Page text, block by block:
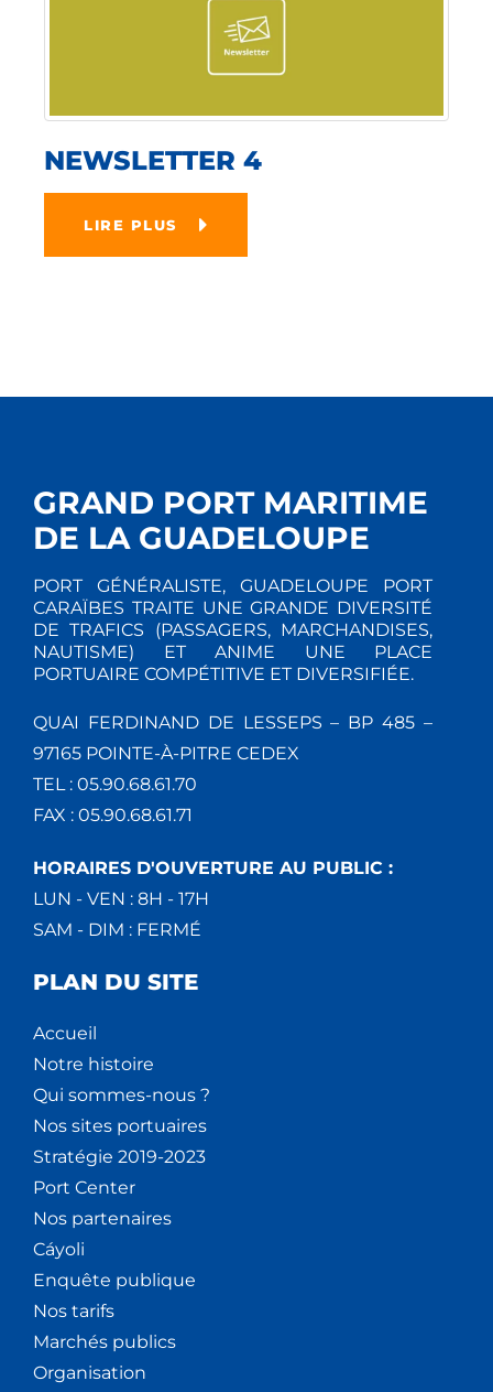
NEWSLETTER 4
LIRE PLUS
GRAND PORT MARITIME
DE LA GUADELOUPE
PORT GÉNÉRALISTE, GUADELOUPE PORT
CARAÏBES TRAITE UNE GRANDE DIVERSITÉ
DE TRAFICS (PASSAGERS, MARCHANDISES,
NAUTISME) ET ANIME UNE PLACE
PORTUAIRE COMPÉTITIVE ET DIVERSIFIÉE.
QUAI FERDINAND DE LESSEPS – BP 485 –
97165 POINTE-À-PITRE CEDEX
TEL : 05.90.68.61.70
FAX : 05.90.68.61.71
HORAIRES D'OUVERTURE AU PUBLIC :
LUN - VEN : 8H - 17H
SAM - DIM : FERMÉ
PLAN DU SITE
Accueil
Notre histoire
Qui sommes-nous ?
Nos sites portuaires
Stratégie 2019-2023
Port Center
Nos partenaires
Cáyoli
Enquête publique
Nos tarifs
Marchés publics
Organisation